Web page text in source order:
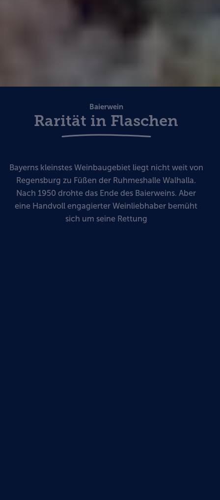
Baierwein
Rarität in Flaschen
Bayerns kleinstes Weinbaugebiet liegt nicht weit von
Regensburg zu Füßen der Ruhmeshalle Walhalla.
Nach 1950 drohte das Ende des Baierweins. Aber
eine Handvoll engagierter Weinliebhaber bemüht
sich um seine Rettung